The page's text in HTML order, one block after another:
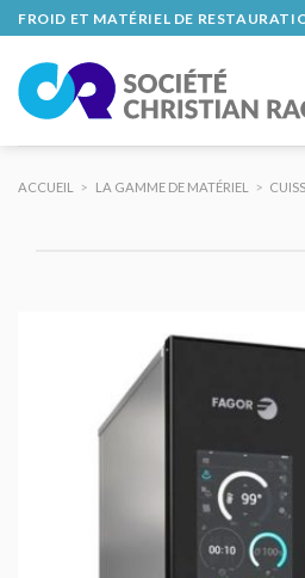
Skip
to
content
FROID ET MATÉRIEL DE
ACCUEIL > LA GAMME DE MATÉRIEL >